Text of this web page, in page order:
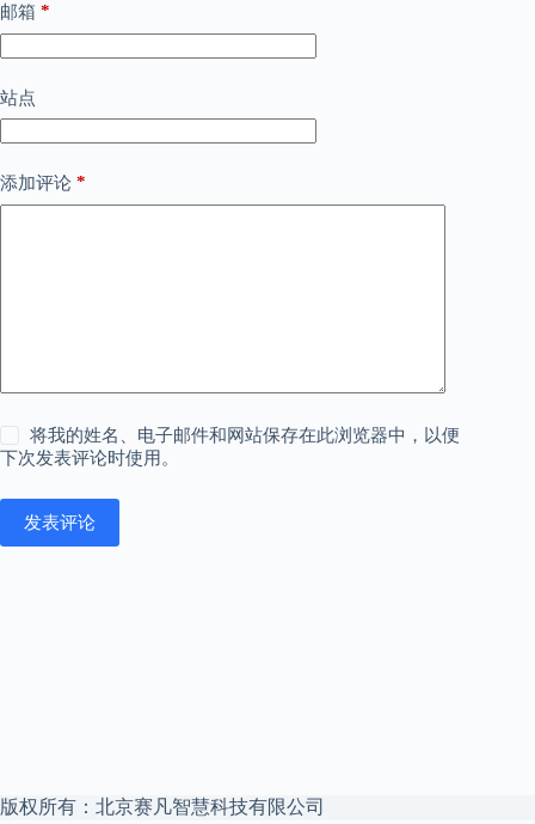
邮箱 *
站点
添加评论 *
将我的姓名、电子邮件和网站保存在此浏览器中，以便
下次发表评论时使用。
发表评论
版权所有：北京赛凡智慧科技有限公司